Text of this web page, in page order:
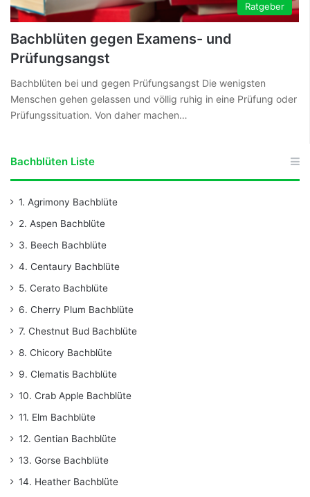
Ratgeber
Bachblüten gegen Examens- und
Prüfungsangst
Bachblüten bei und gegen Prüfungsangst Die wenigsten
Menschen gehen gelassen und völlig ruhig in eine Prüfung oder
Prüfungssituation. Von daher machen…
Bachblüten Liste
1. Agrimony Bachblüte
2. Aspen Bachblüte
3. Beech Bachblüte
4. Centaury Bachblüte
5. Cerato Bachblüte
6. Cherry Plum Bachblüte
7. Chestnut Bud Bachblüte
8. Chicory Bachblüte
9. Clematis Bachblüte
10. Crab Apple Bachblüte
11. Elm Bachblüte
12. Gentian Bachblüte
13. Gorse Bachblüte
14. Heather Bachblüte